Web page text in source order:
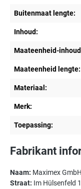
Buitenmaat lengte:
Inhoud:
Maateenheid-
Maateenheid lengte:
Materiaal:
Merk:
Toepassing:
Fabrikant
Naam: Maximex
Straat: Im Hülsenfeld